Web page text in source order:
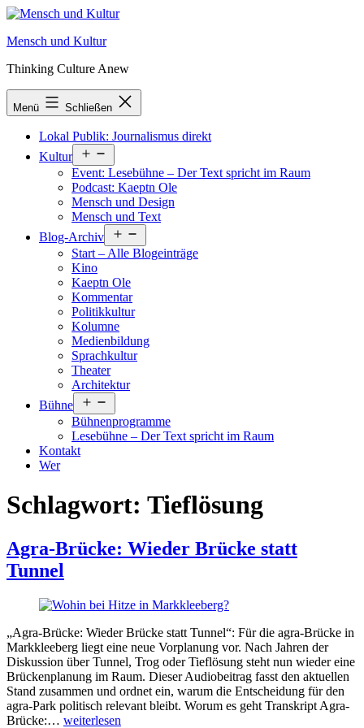
Zum
springen
Mensch und Kultur
Thinking Culture Anew
Menü Schließen
Lokal Publik: Journalismus direkt
Kultur
öffnen
Event: Lesebühne – Der Text spricht im Raum
Podcast: Kaeptn Ole
Mensch und Design
Mensch und Text
Blog-Archiv
öffnen
Start – Alle Blogeinträge
Kino
Kaeptn Ole
Kommentar
Politikkultur
Kolumne
Medienbildung
Sprachkultur
Theater
Architektur
Bühne
öffnen
Bühnenprogramme
Lesebühne – Der Text spricht im Raum
Kontakt
Wer
Schlagwort: Tieflösung
Agra-Brücke: Wieder Brücke statt
Tunnel
„Agra-Brücke: Wieder Brücke statt Tunnel“: Für die agra-Brücke in
Markkleeberg liegt eine neue Vorplanung vor. Nach Jahren der
Diskussion über Tunnel, Trog oder Tieflösung steht nun wieder eine
Brückenplanung im Raum. Dieser Audiobeitrag fasst den aktuellen
Stand zusammen und ordnet ein, warum die Entscheidung für den
agra-Park politisch relevant bleibt. Worum es geht Transkript Agra-
Brücke:… Agra-
weiterlesen